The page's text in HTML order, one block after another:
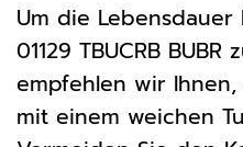
Um die
01129 TBUCRB
empfehlen wir
mit einem weichen